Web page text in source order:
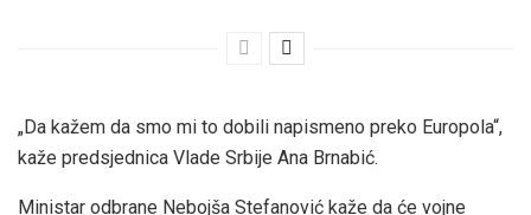
„Da kažem da smo mi to dobili napismeno preko Europola“,
kaže predsjednica Vlade Srbije Ana Brnabić.
Ministar odbrane Nebojša Stefanović kaže da će vojne